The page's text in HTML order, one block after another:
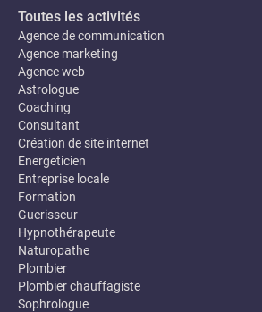
Toutes les activités
Agence de communication
Agence marketing
Agence web
Astrologue
Coaching
Consultant
Création de site internet
Energeticien
Entreprise locale
Formation
Guerisseur
Hypnothérapeute
Naturopathe
Plombier
Plombier chauffagiste
Sophrologue